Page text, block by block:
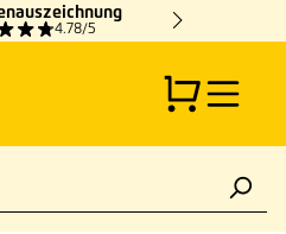
4.78/5